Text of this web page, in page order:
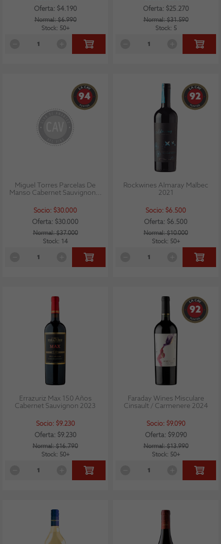
Oferta: $4.190
Normal: $6.990
Stock: 50+
Oferta: $25.270
Normal: $31.590
Stock: 5
94
Miguel Torres Parcelas De
Manso Cabernet Sauvignon...
Socio: $30.000
Oferta: $30.000
Normal: $37.000
Stock: 14
92
Rockwines Almaray Malbec
2021
Socio: $6.500
Oferta: $6.500
Normal: $10.000
Stock: 50+
Errazuriz Max 150 Años
Cabernet Sauvignon 2023
Socio: $9.230
Oferta: $9.230
Normal: $16.790
Stock: 50+
92
Faraday Wines Misculare
Cinsault / Carmenere 2024
Socio: $9.090
Oferta: $9.090
Normal: $13.990
Stock: 50+